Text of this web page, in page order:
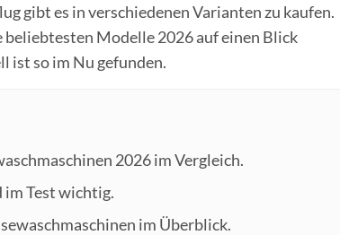
gibt es in verschiedenen Varianten zu kaufen.
beliebtesten Modelle 2026 auf einen Blick
ist so im Nu gefunden.
2026 im Vergleich.
im Test wichtig.
im Überblick.